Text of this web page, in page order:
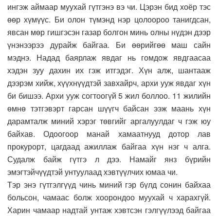
ингэж аймаар муухай гүтгэнэ вэ чи. Цэрэн бид хоёр тэс
өөр хүмүүс. Би олон түмэнд нэр цолоороо танигдсан,
явсан мөр гишгэсэн газар болгон минь олны нүдэн дээр
үнэнээрээ дурайж байгаа. Би өөрийгөө маш сайн
мэднэ. Надад баярлаж явдаг нь гомдож явдгаасаа
хэдэн зуу дахин их гэж итгэдэг. Хүн алж, шантааж
дээрэм хийж, хүүхнүүдтэй завхайрч, архи ууж явдаг хүн
би бишээ. Архи ууж согтоогүй 5 жил боллоо. 11 жилийн
өмнө тэтгэвэрт гарсан шүүгч байсан ээж маань хүн
дарамталж миний хэрэг төвгийг аргалуулдаг ч гэж юу
байхав. Одоогоор манай хамаатнууд дотор лав
прокурорт, цагдаад ажиллаж байгаа хүн нэг ч алга.
Судалж байж гүтгэ л дээ. Намайг янз бүрийн
эмэгтэйчүүдтэй унтуулаад хэвтүүлчих юмаа чи.
Тэр энэ гүтгэлгүүд чинь миний гэр бүлд сонин байхаа
больсон, чамаас болж хоорондоо муухай ч харахгүй.
Харин чамаар надтай унтаж хэвтсэн гэлгүүлээд байгаа